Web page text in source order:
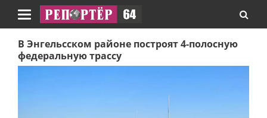
Навигация
В Энгельсском районе построят 4-полосную
федеральную трассу